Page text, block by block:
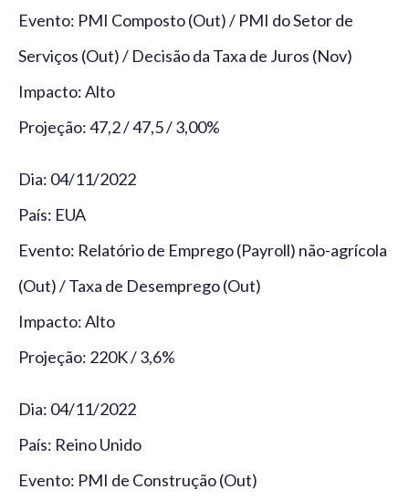
Evento: PMI Composto (Out) / PMI do Setor de
Serviços (Out) / Decisão da Taxa de Juros (Nov)
Impacto: Alto
Projeção: 47,2 / 47,5 / 3,00%
Dia: 04/11/2022
País: EUA
Evento: Relatório de Emprego (Payroll) não-agrícola
(Out) / Taxa de Desemprego (Out)
Impacto: Alto
Projeção: 220K / 3,6%
Dia: 04/11/2022
País: Reino Unido
Evento: PMI de Construção (Out)